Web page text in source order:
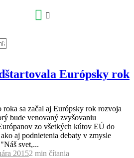
Európsky rok
sa začal aj Európsky rok rozvoja
bude venovaný zvyšovaniu
zo všetkých kútov EÚ do
aj podnietenia debaty v zmysle
svet,...
20152 min čítania